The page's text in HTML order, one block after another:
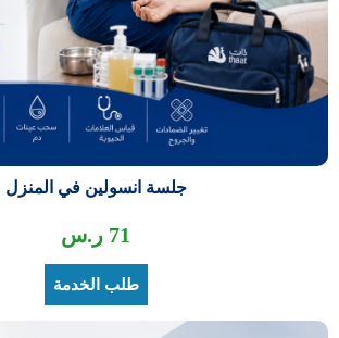
جلسة انسولين في المنزل
71 ر.س
طلب الخدمة